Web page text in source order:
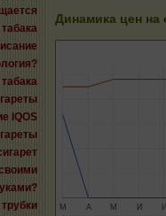
IQOS
Динамика цен на
М А М И И